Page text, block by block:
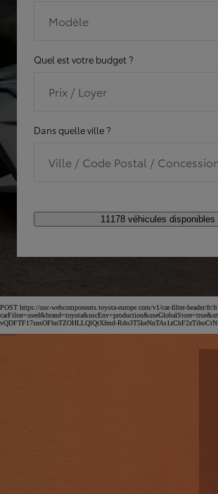
Modèle
Quel est votre budget ?
Prix / Loyer
Dans quelle ville ?
Ville / Code Postal /
11178 véhicules disponibles
POST https://usc-webcomponents.toyota-europe.com/v1/car-filter-header/fr/
vQDFTF17snsOFbnTZOHLLQlQtXfmd-